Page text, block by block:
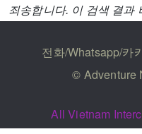
죄송합니다. 이 검색 결과
전화/Whatsapp/카
© Adventure
All Vietnam